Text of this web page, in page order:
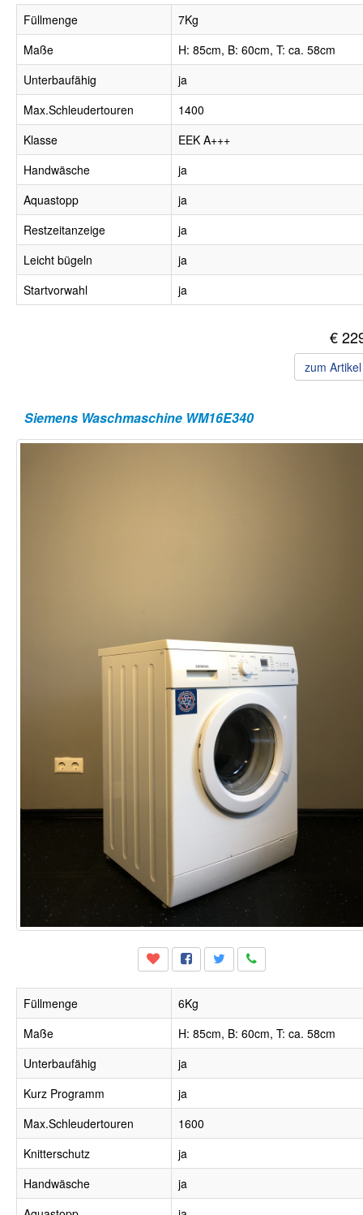
Füllmenge
7Kg
Maße
H: 85cm, B: 60cm, T: ca. 58cm
Unterbaufähig
ja
Max.Schleudertouren
1400
Klasse
EEK A+++
Handwäsche
ja
Aquastopp
ja
Restzeitanzeige
ja
Leicht bügeln
ja
Startvorwahl
ja
€
zum
Siemens Waschmaschine WM16E340
Füllmenge
6Kg
Maße
H: 85cm, B: 60cm, T: ca. 58cm
Unterbaufähig
ja
Kurz Programm
ja
Max.Schleudertouren
1600
Knitterschutz
ja
Handwäsche
ja